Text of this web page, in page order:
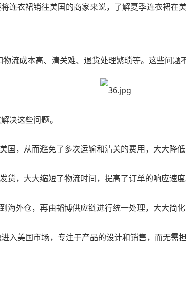
连衣裙销往美国的商家来说，了解夏季连衣裙
流成本高、清关难、退货处理繁琐等。这些问题
决这些问题。
，从而避免了多次运输和清关的费用，大大降低
，大大缩短了物流时间，提高了订单的响应速度
外仓，再由韬博供应链进行统一处理，大大简化
入美国市场，专注于产品的设计和销售，而无